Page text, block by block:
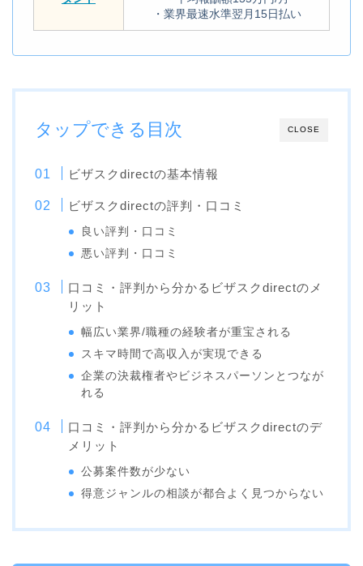
・業界最速水準翌月15日払い
CLOSE
タップできる目次
ビザスクdirectの基本情報
ビザスクdirectの評判・口コミ
良い評判・口コミ
悪い評判・口コミ
口コミ・評判から分かるビザスクdirectのメ
リット
幅広い業界/職種の経験者が重宝される
スキマ時間で高収入が実現できる
企業の決裁権者やビジネスパーソンとつなが
れる
口コミ・評判から分かるビザスクdirectのデ
メリット
公募案件数が少ない
得意ジャンルの相談が都合よく見つからない